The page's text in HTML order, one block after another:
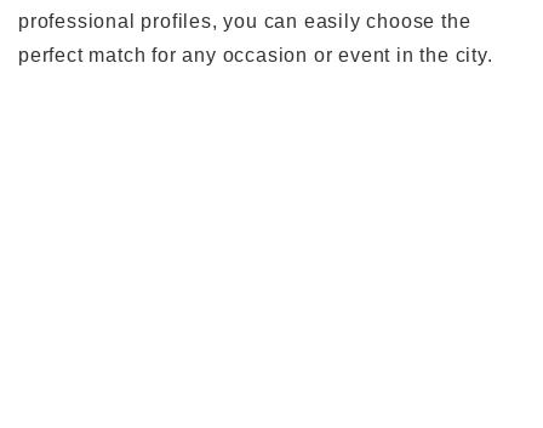
professional profiles, you can easily choose the
perfect match for any occasion or event in the city.